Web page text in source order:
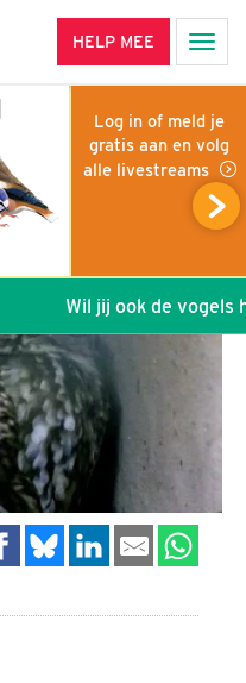
HELP MEE
Log in of meld je
gratis aan en volg
alle livestreams
Wil jij ook de vogels